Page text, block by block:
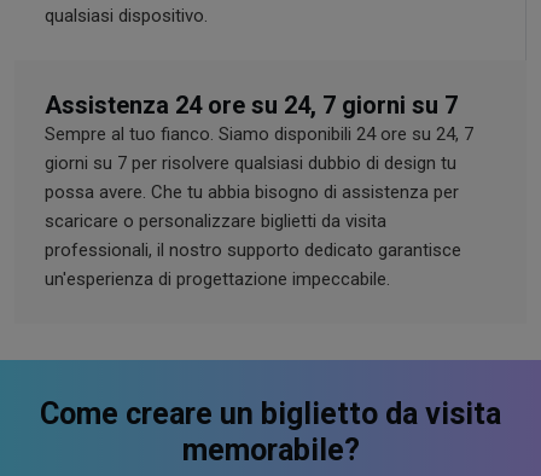
qualsiasi dispositivo.
Assistenza 24 ore su 24, 7 giorni su 7
Sempre al tuo fianco. Siamo disponibili 24 ore su 24, 7
giorni su 7 per risolvere qualsiasi dubbio di design tu
possa avere. Che tu abbia bisogno di assistenza per
scaricare o personalizzare biglietti da visita
professionali, il nostro supporto dedicato garantisce
un'esperienza di progettazione impeccabile.
Come creare un biglietto da visita
memorabile?